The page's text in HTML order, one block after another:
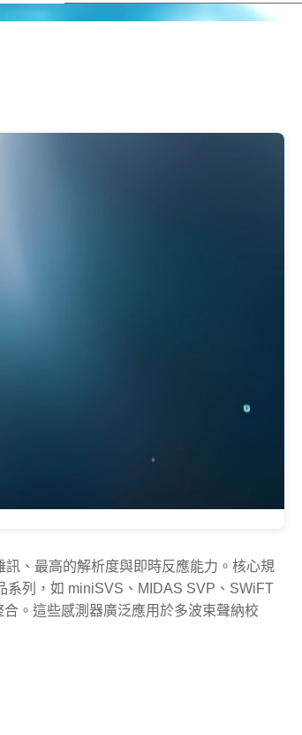
、最高的解析度與即時反應能力。 核心規
系列，如 miniSVS、MIDAS SVP、SWiFT
。 這些感測器廣泛應用於多波束聲納校